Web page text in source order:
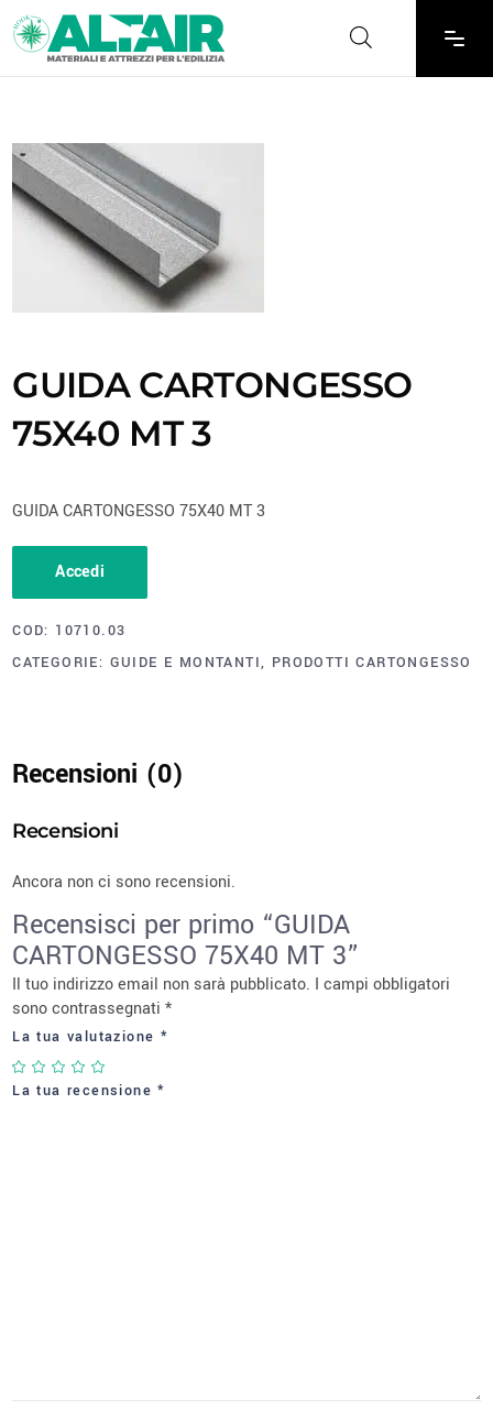
GUIDA CARTONGESSO
75X40 MT 3
GUIDA CARTONGESSO 75X40 MT 3
Accedi
COD: 10710.03
CATEGORIE: GUIDE E MONTANTI, PRODOTTI CARTONGESSO
Recensioni (0)
Recensioni
Ancora non ci sono recensioni.
Recensisci per primo “GUIDA
CARTONGESSO 75X40 MT 3”
Il tuo indirizzo email non sarà pubblicato. I campi obbligatori
sono contrassegnati*
La tua valutazione *
La tua recensione*